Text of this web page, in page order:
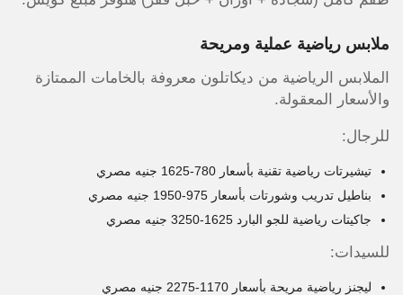
ملابس رياضية عملية ومريحة
الملابس الرياضية من ديكاتلون معروفة بالخامات الممتازة
والأسعار المعقولة.
للرجال:
تيشيرتات رياضية تقنية بأسعار 780-1625 جنيه مصري
بناطيل تدريب وشورتات بأسعار 975-1950 جنيه مصري
جاكيتات رياضية للجو البارد 1625-3250 جنيه مصري
للسيدات:
ليجنز رياضية مريحة بأسعار 1170-2275 جنيه مصري